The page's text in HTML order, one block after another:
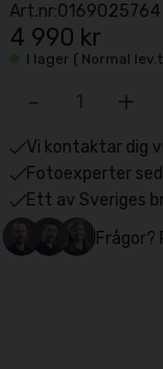
Art.nr:0169025764
4 990 kr
I lager ( Normal
- +
Vi kontaktar dig
Fotoexperter
Ett av Sveriges
Frågor?